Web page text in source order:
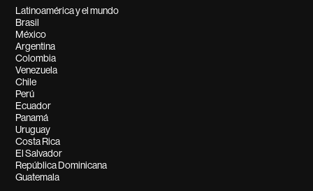
Latinoamérica y el mundo
Brasil
México
Argentina
Colombia
Venezuela
Chile
Perú
Ecuador
Panamá
Uruguay
Costa Rica
El Salvador
República Dominicana
Guatemala